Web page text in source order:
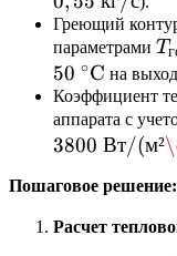
Греющий
параметрами
=
T
50 ∘C на
Коэффициент
аппарата с
3800 Вт/(м²
Пошаговое решение:
Расчет